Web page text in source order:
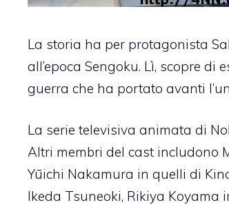
La storia ha per protagonista
all’epoca Sengoku. Lì, scopre
guerra che ha portato avanti
La serie televisiva animata di
Altri membri del cast includono
Yūichi Nakamura in quelli di
Ikeda Tsuneoki, Rikiya